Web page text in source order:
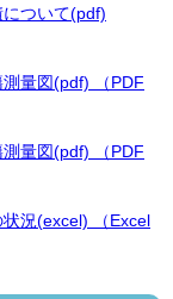
ついて(pdf)
量図(pdf) （PDF
量図(pdf) （PDF
況(excel) （Excel